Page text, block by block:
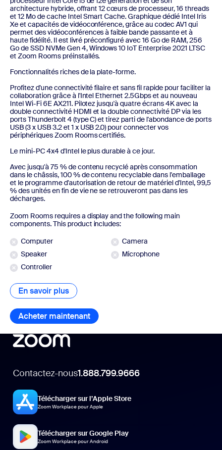
architecture hybride, offrant 12 cœurs de processeur, 16 threads
et 12 Mo de cache Intel Smart Cache. Graphique dédié Intel Iris
Xe et capacités de vidéoconférence, grâce au codec AV1 qui
permet des vidéoconférences à faible bande passante et à
haute fidélité. Il est livré préconfiguré avec 16 Go de RAM, 256
Go de SSD NVMe Gen 4, Windows 10 IoT Enterprise 2021 LTSC
et Zoom Rooms préinstallés.
Fonctionnalités riches de la plate-forme.
Profitez d'une connectivité filaire et sans fil rapide pour faciliter la
collaboration grâce à l'Intel Ethernet 2.5Gbps et au nouveau
Intel Wi-Fi 6E AX211. Pilotez jusqu'à quatre écrans 4K avec la
double connectivité HDMI et la double connectivité DP via les
ports Thunderbolt 4 (type C) et tirez parti de l'abondance de ports
USB (3 x USB 3.2 et 1 x USB 2.0) pour connecter vos
périphériques Zoom Rooms certifiés.
Le mini-PC 4x4 d'Intel le plus durable à ce jour.
Avec jusqu'à 75 % de contenu recyclé après consommation
dans le châssis, 100 % de contenu recyclable dans l'emballage
et le programme d'autorisation de retour de matériel d'Intel, 99,5
% des unités en fin de vie ne se retrouveront pas dans les
décharges.
Zoom Rooms requires a display and the following main
components. This product includes:
Computer
Camera
Speaker
Microphone
Controller
En savoir plus En savoir plus
Acheter maintenant Acheter maintenant
Contactez-nous1.888.799.9666
Télécharger sur l’Apple Store
Zoom Workplace pour Apple
Télécharger sur Google Play
Zoom Workplace pour Android